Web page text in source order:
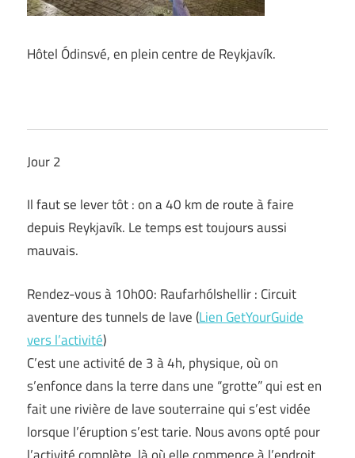
Hôtel Ódinsvé, en plein centre de Reykjavík.
Jour 2
Il faut se lever tôt : on a 40 km de route à faire
depuis Reykjavík. Le temps est toujours aussi
mauvais.
Rendez-vous à 10h00: Raufarhólshellir : Circuit
aventure des tunnels de lave (Lien GetYourGuide
vers l’activité)
C’est une activité de 3 à 4h, physique, où on
s’enfonce dans la terre dans une “grotte” qui est en
fait une rivière de lave souterraine qui s’est vidée
lorsque l’éruption s’est tarie. Nous avons opté pour